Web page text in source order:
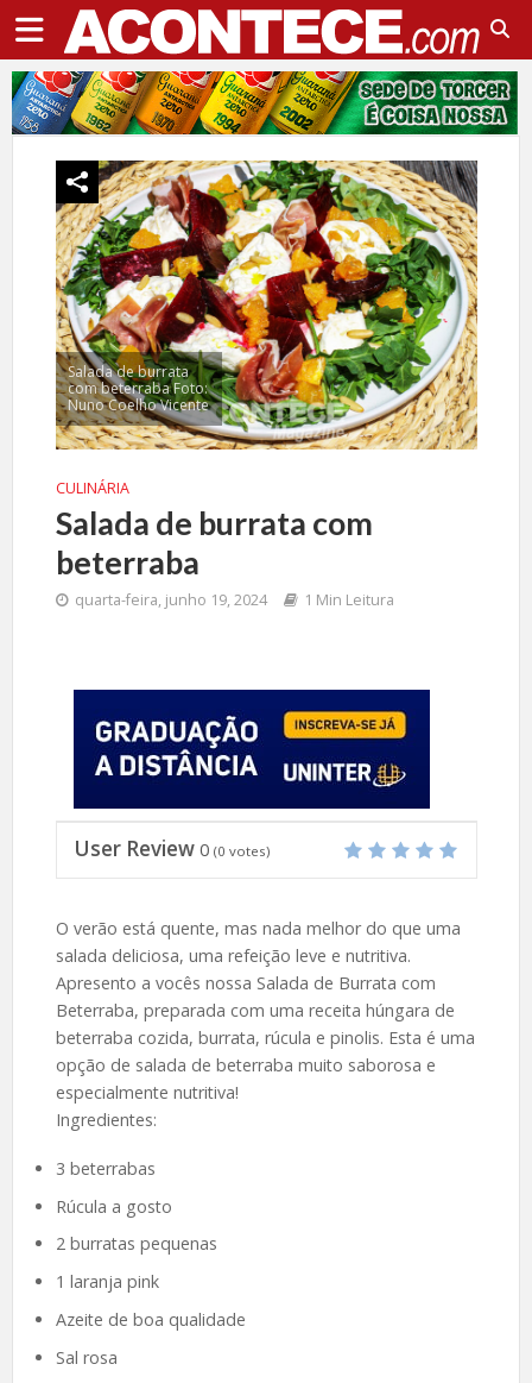
Salada de burrata
com beterraba Foto:
Nuno Coelho Vicente
CULINÁRIA
Salada de burrata com
beterraba
quarta-feira, junho 19, 2024 1 Min Leitura
User Review 0 (0 votes)
O verão está quente, mas nada melhor do que uma
salada deliciosa, uma refeição leve e nutritiva.
Apresento a vocês nossa Salada de Burrata com
Beterraba, preparada com uma receita húngara de
beterraba cozida, burrata, rúcula e pinolis. Esta é uma
opção de salada de beterraba muito saborosa e
especialmente nutritiva!
Ingredientes:
3 beterrabas
Rúcula a gosto
2 burratas pequenas
1 laranja pink
Azeite de boa qualidade
Sal rosa